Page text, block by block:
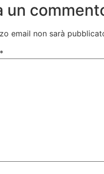
un
email non sarà
*